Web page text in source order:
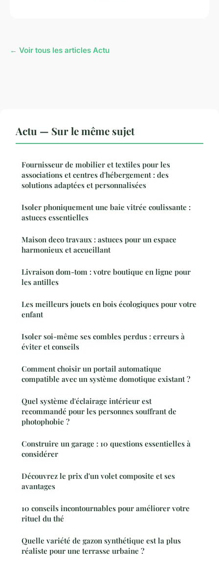
← Voir tous les articles Actu
Actu — Sur le même sujet
Fournisseur de mobilier et textiles pour les
associations et centres d'hébergement : des
solutions adaptées et personnalisées
Isoler phoniquement une baie vitrée coulissante :
astuces essentielles
Maison deco travaux : astuces pour un espace
harmonieux et accueillant
Livraison dom-tom : votre boutique en ligne pour
les antilles
Les meilleurs jouets en bois écologiques pour votre
enfant
Isoler soi-même ses combles perdus : erreurs à
éviter et conseils
Comment choisir un portail automatique
compatible avec un système domotique existant ?
Quel système d'éclairage intérieur est
recommandé pour les personnes souffrant de
photophobie ?
Construire un garage : 10 questions essentielles à
considérer
Découvrez le prix d'un volet composite et ses
avantages
10 conseils incontournables pour améliorer votre
rituel du thé
Quelle variété de gazon synthétique est la plus
réaliste pour une terrasse urbaine ?